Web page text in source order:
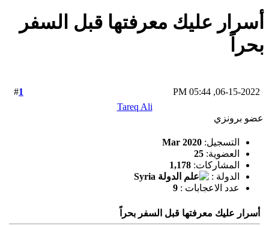
أسرار عليك معرفتها قبل السفر
بحراً
1
06-15-2022, 05:44 PM
Tareq Ali
عضو برونزي
التسجيل: Mar 2020
العضوية: 25
المشاركات: 1,178
الدولة :
عدد الاعجابات : 9
أسرار عليك معرفتها قبل السفر بحراً